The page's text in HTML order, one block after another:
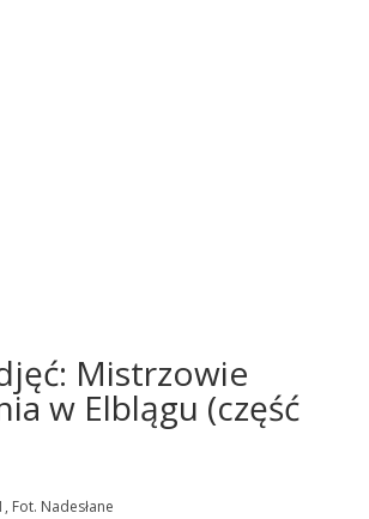
Mistrzowie
w Elblągu (część
Fot. Nadesłane